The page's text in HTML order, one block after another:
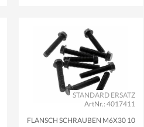
ArtNr.: 4017411
STANDARD ERSATZ
FLANSCH SCHRAUBEN M6X30 10